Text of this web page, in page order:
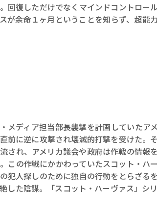
回復しただけでなくマインドコントロー
が余命１ヶ月ということを知らず、超能
メディア担当部長襲撃を計画していたア
前に逆に攻撃され壊滅的打撃を受けた。
され、アメリカ議会や政府は作戦の情報
この作戦にかかわっていたスコット・ハ
犯人探しのために独自の行動をとらざる
した陰謀。「スコット・ハーヴァス」シ